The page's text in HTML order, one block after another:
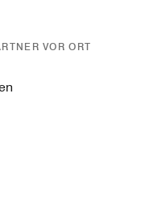
VOR ORT